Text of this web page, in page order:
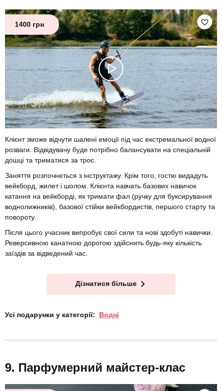
1400 грн
Клієнт зможе відчути шалені емоції під час екстремальної водної
розваги. Відвідувачу буде потрібно балансувати на спеціальній
дошці та триматися за трос.
Заняття розпочнеться з інструктажу. Крім того, гостю видадуть
вейкборд, жилет і шолом. Клієнта навчать базових навичок
катання на вейкборді, як тримати фал (ручку для буксирування
воднолижників), базової стійки вейкбордистів, першого старту та
повороту.
Після цього учасник випробує свої сили та нові здобуті навички.
Реверсивною канатною дорогою здійснить будь-яку кількість
заїздів за відведений час.
Дізнатися більше
Усі подарунки у категорії: Водні
Парфумерний майстер-клас